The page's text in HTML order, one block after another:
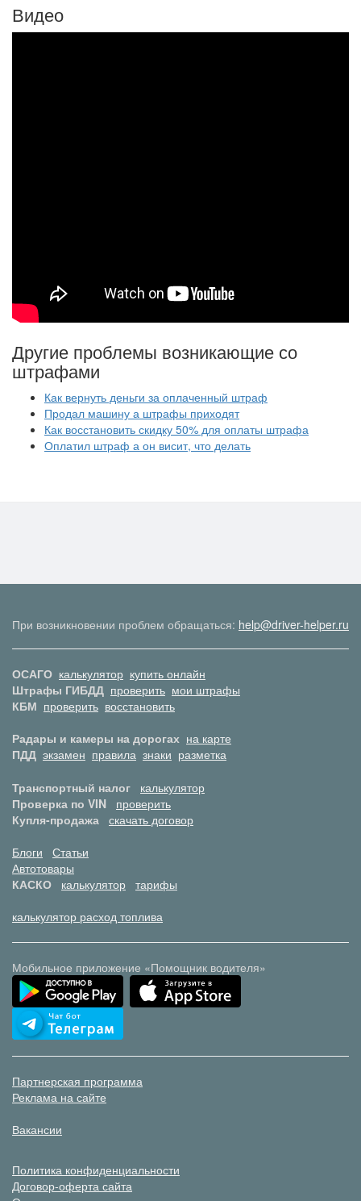
Видео
Другие проблемы возникающие со
штрафами
Как вернуть деньги за оплаченный штраф
Продал машину а штрафы приходят
Как восстановить скидку 50% для оплаты штрафа
Оплатил штраф а он висит, что делать
При возникновении проблем обращаться: help@driver-helper.ru
ОСАГО калькулятор купить онлайн
Штрафы ГИБДД проверить мои штрафы
КБМ проверить восстановить
Радары и камеры на дорогах на карте
ПДД экзамен правила знаки разметка
Транспортный налог
калькулятор
Проверка по VIN
проверить
Купля-продажа скачать договор
Блоги
Статьи
Автотовары
КАСКО
калькулятор тарифы
калькулятор расход топлива
Мобильное приложение «Помощник водителя»
Партнерская программа
Реклама на сайте
Вакансии
Политика конфиденциальности
Договор-оферта сайта